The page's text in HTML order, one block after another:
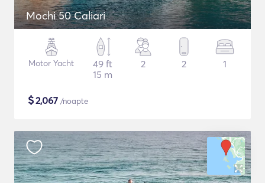
Mochi 50 Caliari
Motor Yacht
49 ft
15 m
2 2 1
$2,067 /noapte